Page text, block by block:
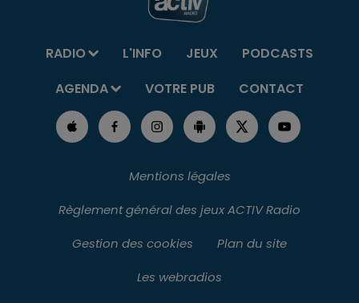
RADIO L'INFO JEUX
PODCASTS
AGENDA
VOTRE PUB CONTACT
Mentions légales
Règlement général des jeux ACTIV Radio
Gestion des cookies
Plan du site
Les webradios